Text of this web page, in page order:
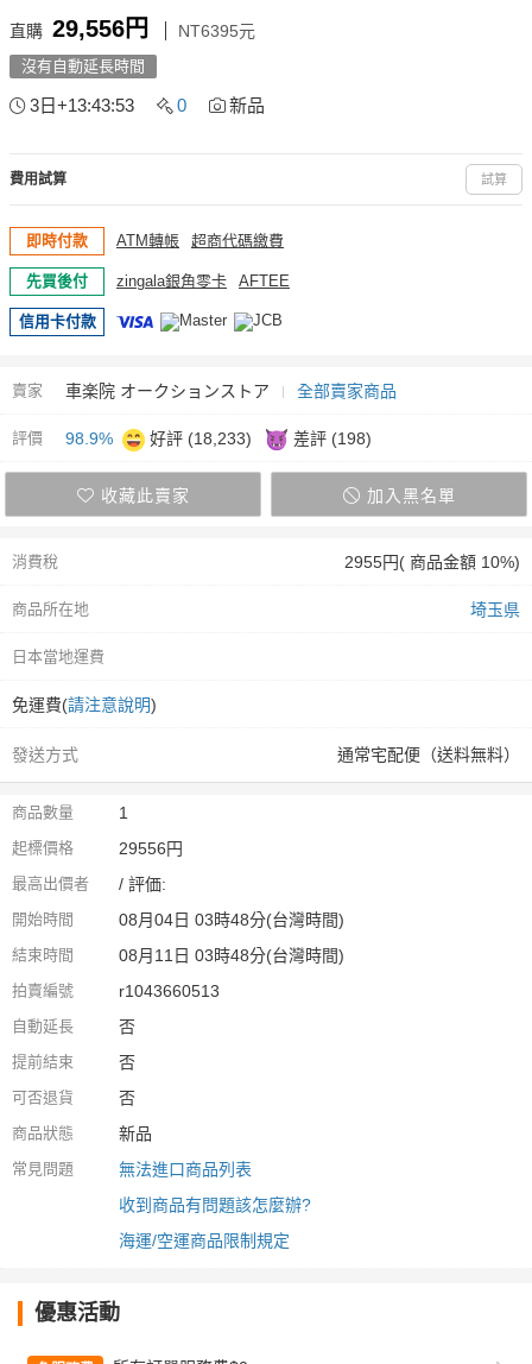
直購 29,556円 NT6395元
沒有自動延長時間
3日+13:43:52 0 新品
費用試算 試算
即時付款 ATM轉帳 超商代碼繳費
先買後付 zingala銀角零卡 AFTEE
信用卡付款
賣家 車楽院 オークションストア 全部賣家商品
評價 98.9% 好評 (18,233) 差評 (198)
收藏此賣家 加入黑名單
消費稅 2955円( 商品金額 10%)
商品所在地 埼玉県
日本當地運費
免運費(請注意說明)
發送方式 通常宅配便（送料無料）
商品數量 1
起標價格 29556円
最高出價者 / 評価:
開始時間 08月04日 03時48分(台灣時間)
結束時間 08月11日 03時48分(台灣時間)
拍賣編號 r1043660513
自動延長 否
提前結束 否
可否退貨 否
商品狀態 新品
常見問題
無法進口商品列表
收到商品有問題該怎麼辦?
海運/空運商品限制規定
優惠活動